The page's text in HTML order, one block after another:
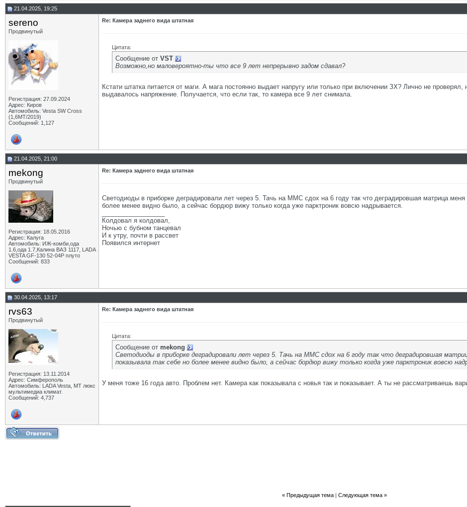
21.04.2025, 19:25
sereno
Продвинутый
Регистрация: 27.09.2024
Адрес: Киров
Автомобиль: Vesta SW Cross
(1,6МТ/2019)
Сообщений: 1,127
Re: Камера заднего вида штатная
Цитата:
Сообщение от VST
Возможно,но маловероятно-ты что все 9 лет непрерывно задом сдавал?
Кстати штатка питается от маги. А мага постоянно выдает напругу или только при включении ЗХ? Лично не
выдавалось напряжение. Получается, что если так, то камера все 9 лет снимала.
21.04.2025, 21:00
mekong
Продвинутый
Регистрация: 18.05.2016
Адрес: Калуга
Автомобиль: ИЖ-комби,ода
1.6,ода 1.7,Калина ВАЗ 1117, LADA
VESTA GF-130 52-04Р плуто
Сообщений: 833
Re: Камера заднего вида штатная
Светодиоды в приборке деградировали лет через 5. Тачь на ММС сдох на 6 году так что деградировшая матрица
более менее видно было, а сейчас бордюр вижу только когда уже парктроник вовсю надрывается.
Колдовал я колдовал,
Ночью с бубном танцевал
И к утру, почти в рассвет
Появился интернет
30.04.2025, 13:17
rvs63
Продвинутый
Регистрация: 13.11.2014
Адрес: Симферополь
Автомобиль: LADA Vesta, МТ люкс
мультимедиа климат.
Сообщений: 4,737
Re: Камера заднего вида штатная
Цитата:
Сообщение от mekong
Светодиоды в приборке деградировали лет через 5. Тачь на ММС сдох на 6 году так что деградировшая
показывала так себе но более менее видно было, а сейчас бордюр вижу только когда уже парктроник вовсю
У меня тоже 16 года авто. Проблем нет. Камера как показывала с новья так и показывает. А ты не рассматриваешь
« Предыдущая тема| Следующая тема »